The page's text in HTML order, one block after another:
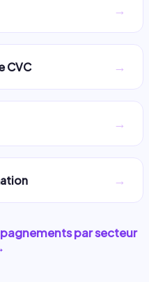
→
CVC →
→
→
par secteur